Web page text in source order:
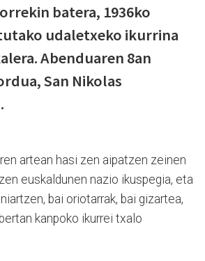
batera, 1936ko
udaletxeko ikurrina
Abenduaren 8an
San Nikolas
artean hasi zen aipatzen zeinen
euskaldunen nazio ikuspegia, eta
bai oriotarrak, bai gizartea,
kanpoko ikurrei txalo